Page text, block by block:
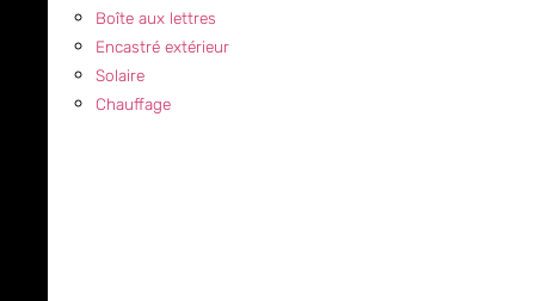
Boîte aux lettres
Encastré extérieur
Solaire
Chauffage